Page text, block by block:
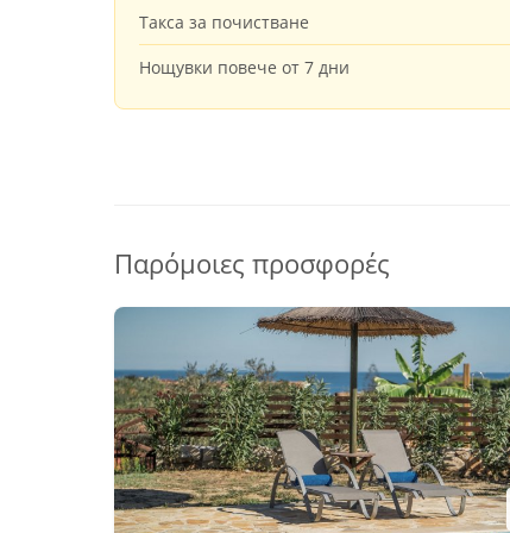
Такса за почистване
Нощувки повече от 7 дни
Παρόμοιες προσφορές